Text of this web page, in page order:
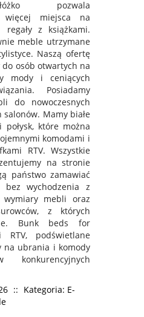
pozwala
więcej miejsca na
z książkami.
meble utrzymane
Naszą ofertę
osób otwartych na
mody i ceniących
Posiadamy
do nowoczesnych
Mamy białe
które można
komodami i
RTV. Wszystkie
na stronie
państwo zamawiać
bez wychodzenia z
wymiary mebli oraz
z których
Bunk beds for
RTV, podświetlane
na ubrania i komody
konkurencyjnych
:: Kategoria: E-